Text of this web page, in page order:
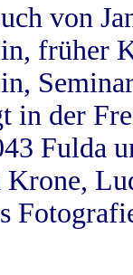
von
früher
in der
Fulda